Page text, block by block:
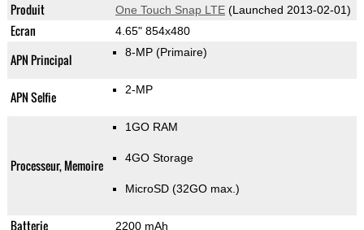
Produit One Touch Snap LTE(Launched 2013-02-01)
Ecran 4.65" 854x480
APN Principal 8-MP (Primaire)
APN Selfie 2-MP
Processeur, Memoire
1GO RAM
4GO Storage
MicroSD (32GO max.)
Batterie 2200 mAh